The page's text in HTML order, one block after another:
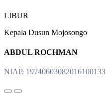
LIBUR
Kepala Dusun Mojosongo
ABDUL ROCHMAN
NIAP. 19740603082016100133